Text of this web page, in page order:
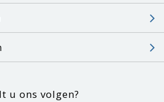
u ons volgen?